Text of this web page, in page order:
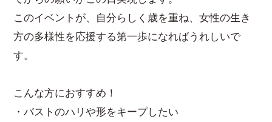
このイベントが、自分らしく歳を重ね、女性の生き
方の多様性を応援する第一歩になればうれしいで
す。
こんな方におすすめ！
・バストのハリや形をキープしたい